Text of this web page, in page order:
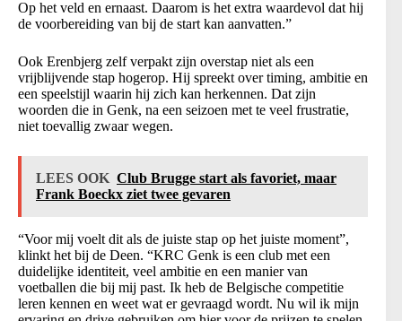
Op het veld en ernaast. Daarom is het extra waardevol dat hij
de voorbereiding van bij de start kan aanvatten.”
Ook Erenbjerg zelf verpakt zijn overstap niet als een
vrijblijvende stap hogerop. Hij spreekt over timing, ambitie en
een speelstijl waarin hij zich kan herkennen. Dat zijn
woorden die in Genk, na een seizoen met te veel frustratie,
niet toevallig zwaar wegen.
LEES OOK Club Brugge start als favoriet, maar
Frank Boeckx ziet twee gevaren
“Voor mij voelt dit als de juiste stap op het juiste moment”,
klinkt het bij de Deen. “KRC Genk is een club met een
duidelijke identiteit, veel ambitie en een manier van
voetballen die bij mij past. Ik heb de Belgische competitie
leren kennen en weet wat er gevraagd wordt. Nu wil ik mijn